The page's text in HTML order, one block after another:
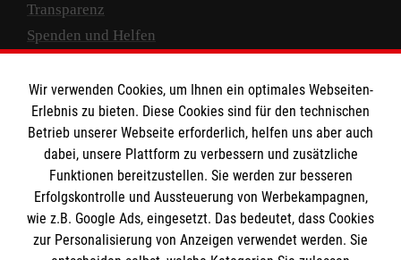
Transparenz
Spenden und Helfen
Empfänger: Malteser Hilfsdienst e.V.
IBAN: DE10 3706 0120 1201 2000 12
BIC: GENODED 1PA7
Wir verwenden Cookies, um Ihnen ein optimales Webseiten-
Erlebnis zu bieten. Diese Cookies sind für den technischen
Betrieb unserer Webseite erforderlich, helfen uns aber auch
dabei, unsere Plattform zu verbessern und zusätzliche
Funktionen bereitzustellen. Sie werden zur besseren
Erfolgskontrolle und Aussteuerung von Werbekampagnen,
wie z.B. Google Ads, eingesetzt. Das bedeutet, dass Cookies
zur Personalisierung von Anzeigen verwendet werden. Sie